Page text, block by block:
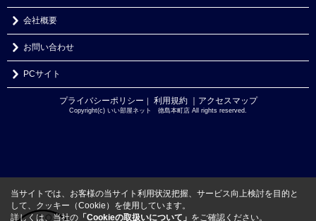
会社概要
お問い合わせ
PCサイト
プライバシーポリシー ｜ 利用規約 ｜アクセスマップ
Copyright(c) いい部屋ネット 徳島本町店 All rights reserved.
当サイトでは、お客様の当サイト利用状況把握、サービス向上検討を目的と
して、クッキー（Cookie）を使用しています。
詳しくは、当社の 「Cookieの取扱いについて」 をご確認ください。